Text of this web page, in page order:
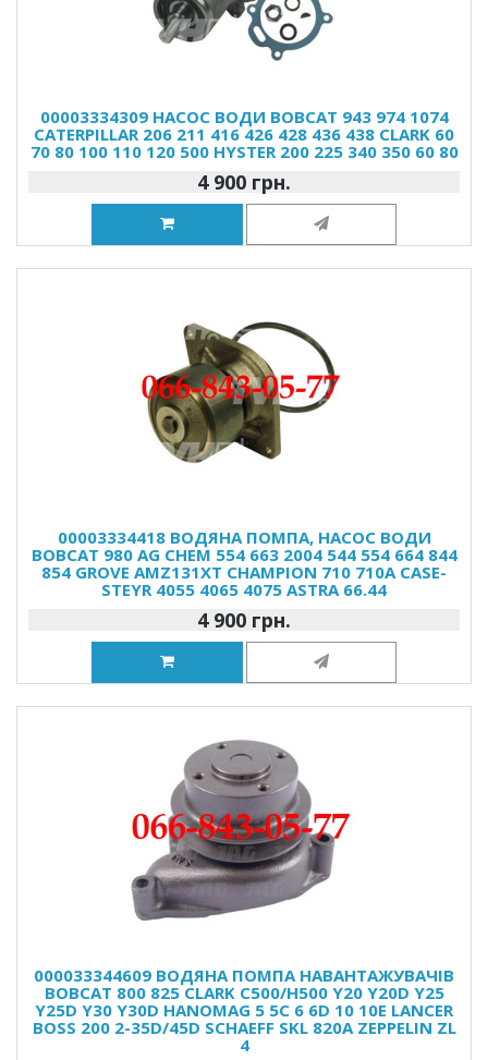
00003334309 НАСОС ВОДИ BOBCAT 943 974 1074
CATERPILLAR 206 211 416 426 428 436 438 CLARK 60
70 80 100 110 120 500 HYSTER 200 225 340 350 60 80
4 900 грн.
00003334418 ВОДЯНА ПОМПА, НАСОС ВОДИ
BOBCAT 980 AG CHEM 554 663 2004 544 554 664 844
854 GROVE AMZ131XT CHAMPION 710 710A CASE-
STEYR 4055 4065 4075 ASTRA 66.44
4 900 грн.
000033344609 ВОДЯНА ПОМПА НАВАНТАЖУВАЧІВ
BOBCAT 800 825 CLARK C500/H500 Y20 Y20D Y25
Y25D Y30 Y30D HANOMAG 5 5C 6 6D 10 10E LANCER
BOSS 200 2-35D/45D SCHAEFF SKL 820A ZEPPELIN ZL
4